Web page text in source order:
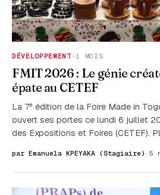
DÉVELOPPEMENT·1 MOIS
FMIT 2026 : Le génie
épate au CETEF
La 7ᵉ édition de la Foire Made in
ouvert ses portes ce lundi 6 juillet
des Expositions et Foires (CETEF).
par Emanuela KPEYAKA (Stagiaire) · 5